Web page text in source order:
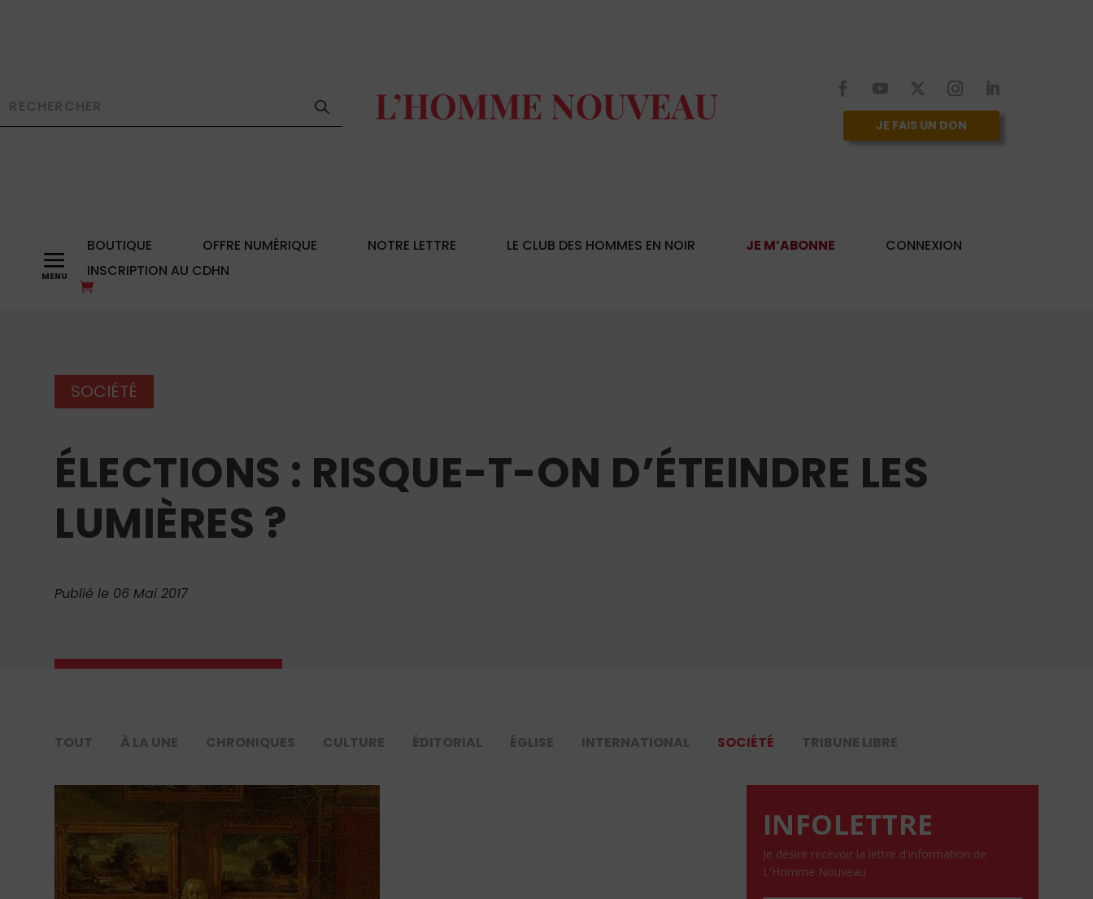
JE FAIS UN DON
a BOUTIQUE OFFRE NUMÉRIQUE NOTRE LETTRE LE CLUB DES HOMMES EN NOIR JE M’ABONNE
CONNEXION
INSCRIPTION AU CDHN
SOCIÉTÉ
ÉLECTIONS : RISQUE-T-ON D’ÉTEINDRE LES
LUMIÈRES ?
Publié le 06 Mai 2017
TOUT À LA UNE CHRONIQUES CULTURE ÉDITORIAL ÉGLISE INTERNATIONAL SOCIÉTÉ TRIBUNE LIBRE
INFOLETTRE
Je désire recevoir la lettre d'information de
L'Homme Nouveau